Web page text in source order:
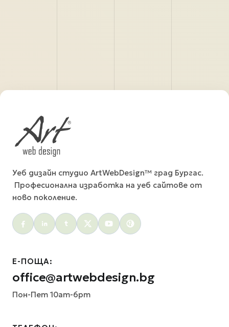
Уеб дизайн студио ArtWebDesign™ град Бургас.
Професионална изработка на уеб сайтове от
ново поколение.
Social menu
Е-ПОЩА:
office@artwebdesign.bg
Пон-Пет 10am-6pm